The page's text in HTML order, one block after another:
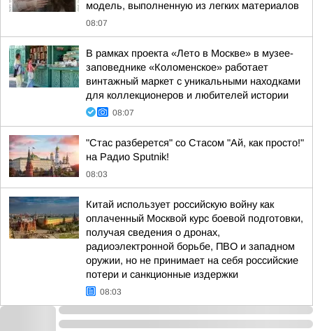
модель, выполненную из легких материалов
08:07
В рамках проекта «Лето в Москве» в музее-
заповеднике «Коломенское» работает
винтажный маркет с уникальными находками
для коллекционеров и любителей истории
08:07
"Стас разберется" со Стасом "Ай, как просто!"
на Радио Sputnik!
08:03
Китай использует российскую войну как
оплаченный Москвой курс боевой подготовки,
получая сведения о дронах,
радиоэлектронной борьбе, ПВО и западном
оружии, но не принимает на себя российские
потери и санкционные издержки
08:03